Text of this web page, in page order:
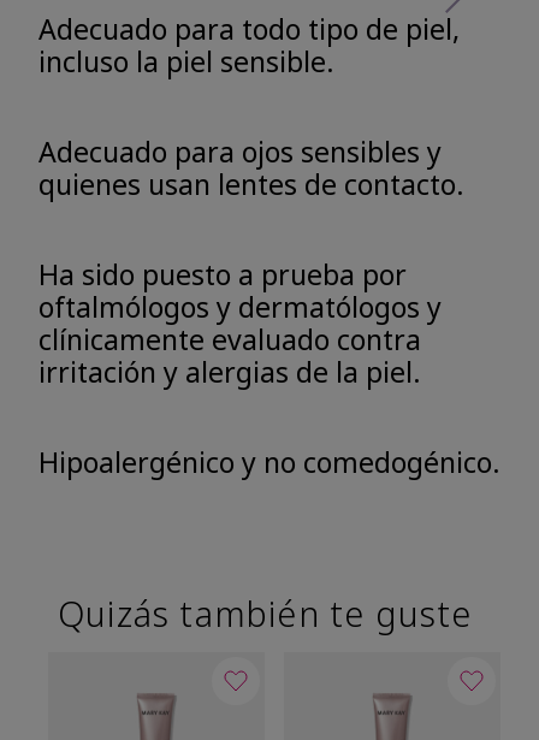
Adecuado para todo tipo de piel,
incluso la piel sensible.
Adecuado para ojos sensibles y
quienes usan lentes de contacto.
Ha sido puesto a prueba por
oftalmólogos y dermatólogos y
clínicamente evaluado contra
irritación y alergias de la piel.
Hipoalergénico y no comedogénico.
Quizás también te guste